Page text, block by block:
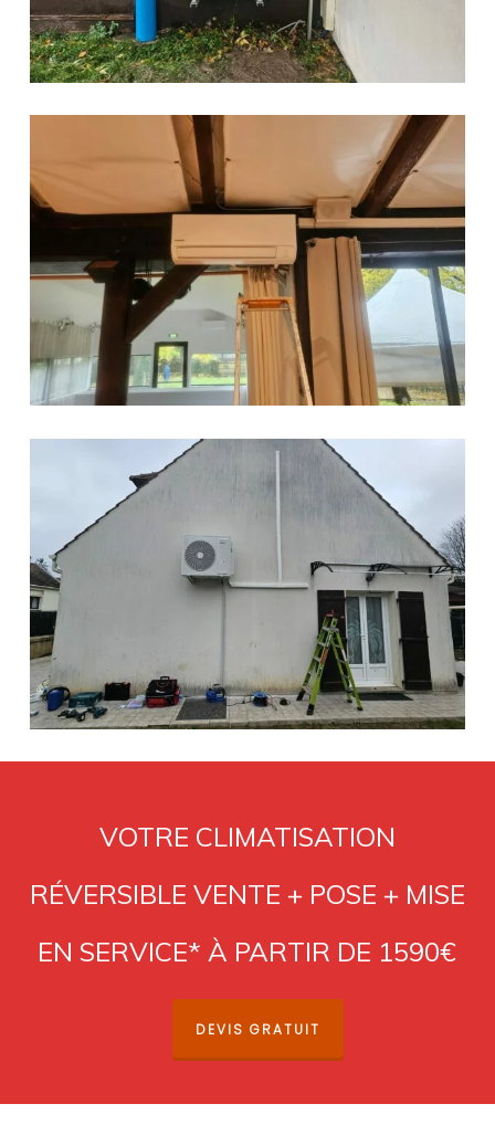
VOTRE CLIMATISATION
RÉVERSIBLE VENTE + POSE + MISE
EN SERVICE* À PARTIR DE 1590€
DEVIS GRATUIT